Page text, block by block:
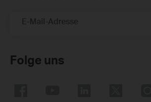
E-Mail-Adresse
Folge uns